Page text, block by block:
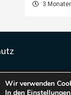
3
Wir verwenden
In den Einstellungen